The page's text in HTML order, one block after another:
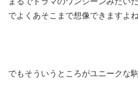
でよくあそこまで想像できますよね
でもそういうところがユニークな